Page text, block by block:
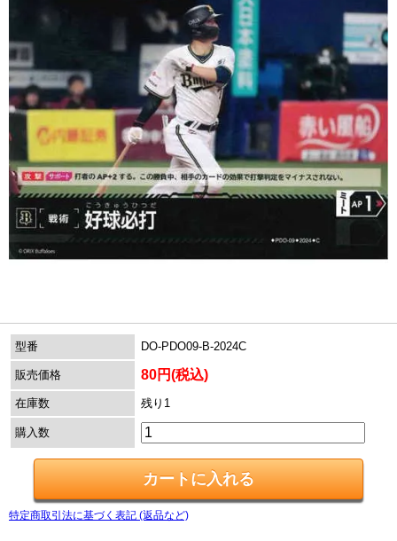
型番 DO-PDO09-B-2024C
販売価格 80円(税込)
在庫数 残り1
購入数
特定商取引法に基づく表記 (返品など)